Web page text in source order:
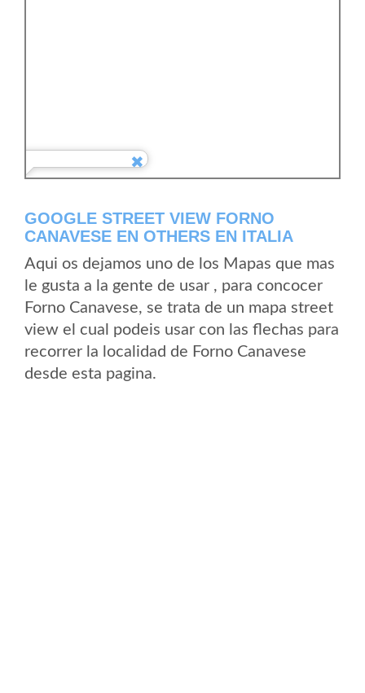
GOOGLE STREET VIEW FORNO
CANAVESE EN OTHERS EN ITALIA
Aqui os dejamos uno de los Mapas que mas
le gusta a la gente de usar , para concocer
Forno Canavese, se trata de un mapa street
view el cual podeis usar con las flechas para
recorrer la localidad de Forno Canavese
desde esta pagina.